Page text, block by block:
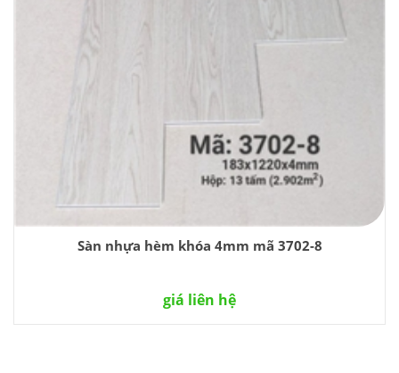
Sàn nhựa hèm khóa 4mm mã 3702-8
giá liên hệ